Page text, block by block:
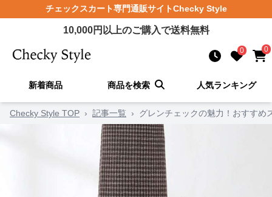
チェックスカート専門通販サイトChecky Style
10,000円以上のご購入で送料無料
0 0
新着商品 商品を検索 人気ランキング
Checky Style TOP › 記事一覧 › グレンチェックの魅力！おすすめ